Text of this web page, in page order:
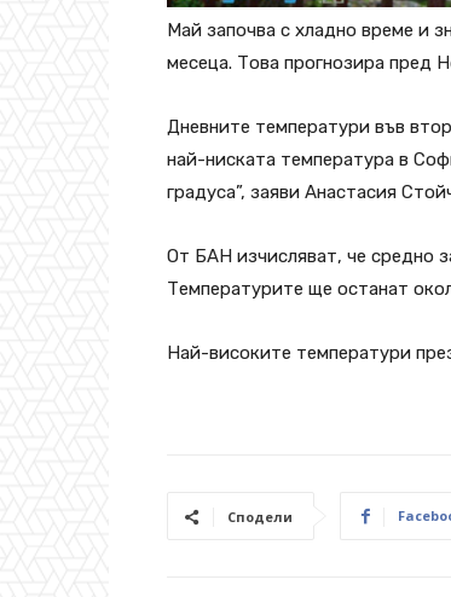
Май започва с хладно време и
месеца. Това прогнозира пред
Дневните температури във
най-ниската температура в
градуса”, заяви Анастасия
От БАН изчисляват, че средно
Температурите ще останат
Най-високите температури
Сподели